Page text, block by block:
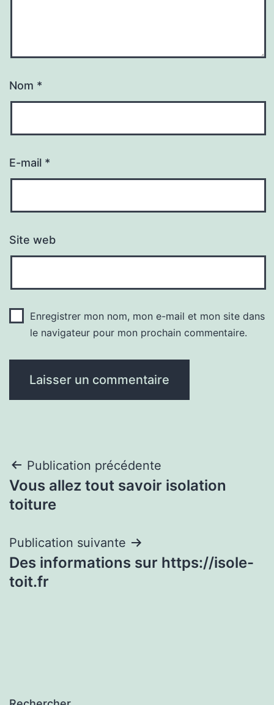
Nom *
E-mail *
Site web
Enregistrer mon nom, mon e-mail et mon site dans
le navigateur pour mon prochain commentaire.
Navigation
de
Publication précédente
Vous allez tout savoir isolation
toiture
Publication suivante
Des informations sur https://isole-
toit.fr